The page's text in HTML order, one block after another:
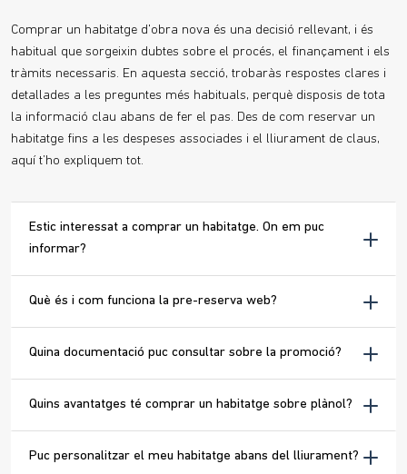
Comprar un habitatge d'obra nova és una decisió rellevant, i és
habitual que sorgeixin dubtes sobre el procés, el finançament i els
tràmits necessaris. En aquesta secció, trobaràs respostes clares i
detallades a les preguntes més habituals, perquè disposis de tota
la informació clau abans de fer el pas. Des de com reservar un
habitatge fins a les despeses associades i el lliurament de claus,
aquí t’ho expliquem tot.
Estic interessat a comprar un habitatge. On em puc
informar?
Què és i com funciona la pre-reserva web?
Quina documentació puc consultar sobre la promoció?
Quins avantatges té comprar un habitatge sobre plànol?
Puc personalitzar el meu habitatge abans del lliurament?